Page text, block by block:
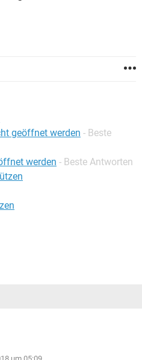
geöffnet werden - Beste
werden - Beste Antworten